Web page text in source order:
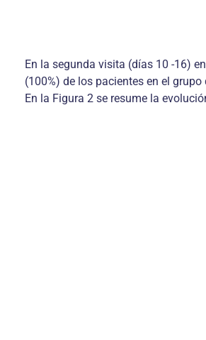
En la segunda visita (días 10 -16)
(100%) de los pacientes en el
En la Figura 2 se resume la